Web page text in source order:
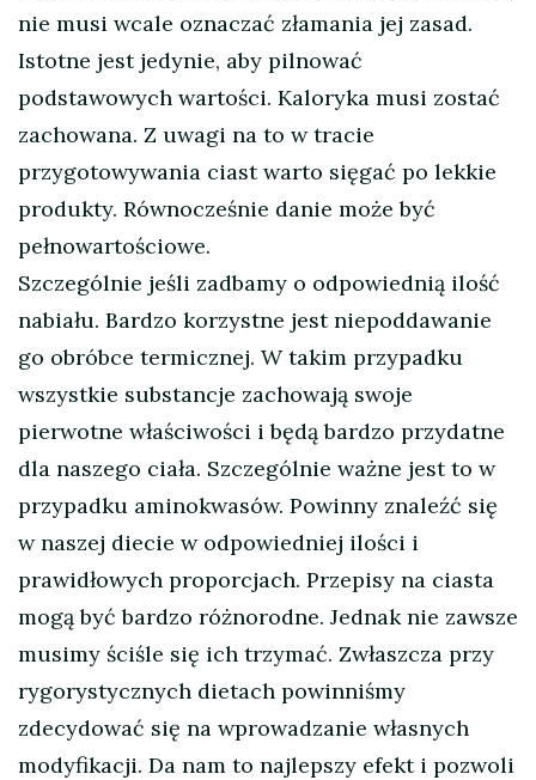
nie musi wcale oznaczać złamania jej zasad.
Istotne jest jedynie, aby pilnować
podstawowych wartości. Kaloryka musi zostać
zachowana. Z uwagi na to w tracie
przygotowywania ciast warto sięgać po lekkie
produkty. Równocześnie danie może być
pełnowartościowe.
Szczególnie jeśli zadbamy o odpowiednią ilość
nabiału. Bardzo korzystne jest niepoddawanie
go obróbce termicznej. W takim przypadku
wszystkie substancje zachowają swoje
pierwotne właściwości i będą bardzo przydatne
dla naszego ciała. Szczególnie ważne jest to w
przypadku aminokwasów. Powinny znaleźć się
w naszej diecie w odpowiedniej ilości i
prawidłowych proporcjach. Przepisy na ciasta
mogą być bardzo różnorodne. Jednak nie zawsze
musimy ściśle się ich trzymać. Zwłaszcza przy
rygorystycznych dietach powinniśmy
zdecydować się na wprowadzanie własnych
modyfikacji. Da nam to najlepszy efekt i pozwoli